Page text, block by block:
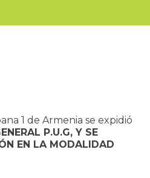
1 de Armenia se expidió
P.U.G, Y SE
EN LA MODALIDAD